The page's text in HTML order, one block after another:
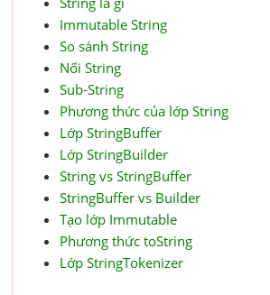
Immutable String
So sánh String
Nối String
Sub-String
Phương thức của lớp String
Lớp StringBuffer
Lớp StringBuilder
String vs StringBuffer
StringBuffer vs Builder
Tạo lớp Immutable
Phương thức toString
Lớp StringTokenizer